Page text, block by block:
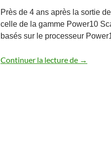
Près de 4 ans après la sortie
celle de la gamme Power10
basés sur le processeur
Continuer la lecture de Annonce
→